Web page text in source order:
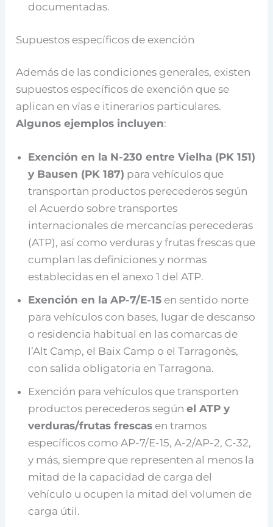
documentadas.
Supuestos específicos de exención
Además de las condiciones generales, existen
supuestos específicos de exención que se
aplican en vías e itinerarios particulares.
Algunos ejemplos incluyen:
Exención en la N-230 entre Vielha (PK 151)
y Bausen (PK 187) para vehículos que
transportan productos perecederos según
el Acuerdo sobre transportes
internacionales de mercancías perecederas
(ATP), así como verduras y frutas frescas que
cumplan las definiciones y normas
establecidas en el anexo 1 del ATP.
Exención en la AP-7/E-15 en sentido norte
para vehículos con bases, lugar de descanso
o residencia habitual en las comarcas de
l’Alt Camp, el Baix Camp o el Tarragonès,
con salida obligatoria en Tarragona.
Exención para vehículos que transporten
productos perecederos segúnel ATP y
verduras/frutas frescas en tramos
específicos como AP-7/E-15, A-2/AP-2, C-32,
y más, siempre que representen al menos la
mitad de la capacidad de carga del
vehículo u ocupen la mitad del volumen de
carga útil.